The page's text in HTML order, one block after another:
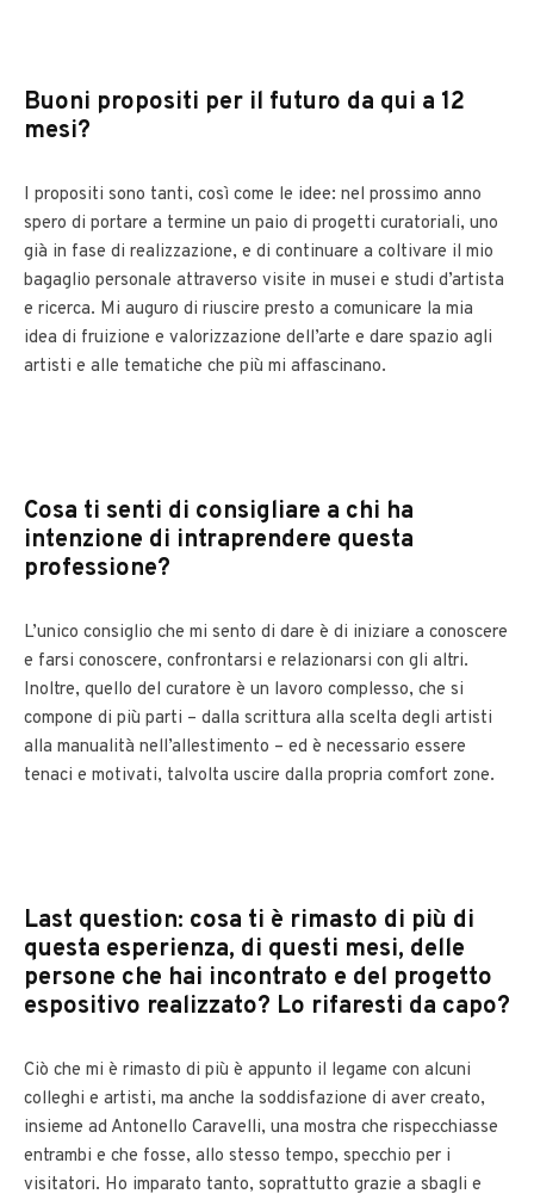
Buoni propositi per il futuro da qui a 12
mesi?
I propositi sono tanti, così come le idee: nel prossimo anno
spero di portare a termine un paio di progetti curatoriali, uno
già in fase di realizzazione, e di continuare a coltivare il mio
bagaglio personale attraverso visite in musei e studi d’artista
e ricerca. Mi auguro di riuscire presto a comunicare la mia
idea di fruizione e valorizzazione dell’arte e dare spazio agli
artisti e alle tematiche che più mi affascinano.
Cosa ti senti di consigliare a chi ha
intenzione di intraprendere questa
professione?
L’unico consiglio che mi sento di dare è di iniziare a conoscere
e farsi conoscere, confrontarsi e relazionarsi con gli altri.
Inoltre, quello del curatore è un lavoro complesso, che si
compone di più parti – dalla scrittura alla scelta degli artisti
alla manualità nell’allestimento – ed è necessario essere
tenaci e motivati, talvolta uscire dalla propria comfort zone.
Last question: cosa ti è rimasto di più di
questa esperienza, di questi mesi, delle
persone che hai incontrato e del progetto
espositivo realizzato? Lo rifaresti da capo?
Ciò che mi è rimasto di più è appunto il legame con alcuni
colleghi e artisti, ma anche la soddisfazione di aver creato,
insieme ad Antonello Caravelli, una mostra che rispecchiasse
entrambi e che fosse, allo stesso tempo, specchio per i
visitatori. Ho imparato tanto, soprattutto grazie a sbagli e